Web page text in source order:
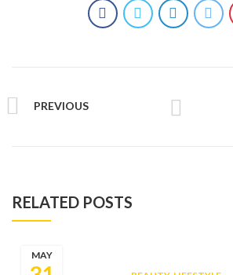
PREVIOUS
RELATED POSTS
MAY